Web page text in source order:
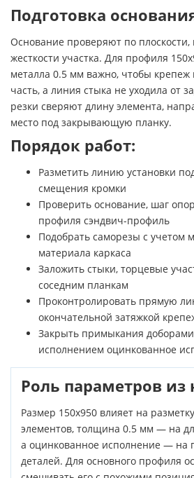
Подготовка
Основание проверяют по плоскости,
жесткости участка. Для профиля
металла 0.5 мм важно, чтобы
часть, а линия стыка не уходила от
резки сверяют длину элемента,
место под закрывающую планку.
Порядок работ:
Разметить линию установки
смещения кромки
Проверить основание, шаг
профиля сэндвич-профиль
Подобрать саморезы с учетом
материала каркаса
Заложить стыки, торцевые
соседним планкам
Проконтролировать прямую
окончательной затяжкой
Закрыть примыкания
исполнением оцинкованное
Роль параметров из
Размер 150х950 влияет на
элементов, толщина 0.5 мм — на
а оцинкованное исполнение — на
деталей. Для основного профиля